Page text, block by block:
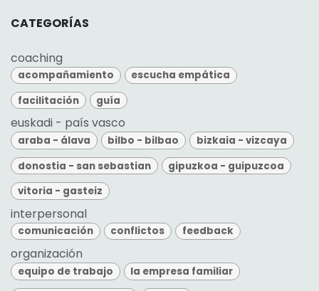
CATEGORÍAS
coaching
acompañamiento
escucha empática
facilitación
guía
euskadi - país vasco
araba - álava bilbo - bilbao
bizkaia - vizcaya
donostia - san sebastian
gipuzkoa - guipuzcoa
vitoria - gasteiz
interpersonal
comunicación conflictos feedback
organización
equipo de trabajo
la empresa familiar